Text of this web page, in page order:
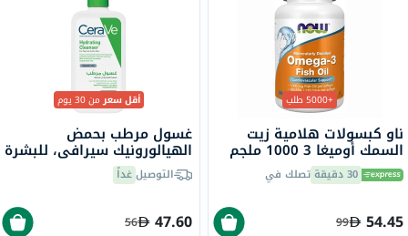
+5000 طلب
ناو كبسولات هلامية زيت
السمك أوميغا 3 1000 ملجم
180 EPA / 120 DHA حزمة من
100 30 دقيقة تصلك في
54.45
99
أقل سعرمن 30 يوم
غسول مرطب بحمض
الهيالورونيك سيرافي، للبشرة
العادية إلى الجافة، 236 مل
التوصيلغداً
47.60
56